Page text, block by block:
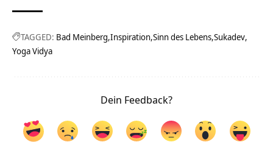
TAGGED: Bad Meinberg Inspiration Sinn des Lebens Sukadev
Yoga Vidya
Dein Feedback?